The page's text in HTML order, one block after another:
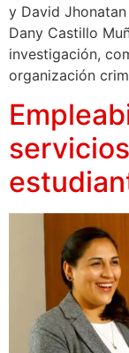
y David
Dany Castillo
investigación,
organización